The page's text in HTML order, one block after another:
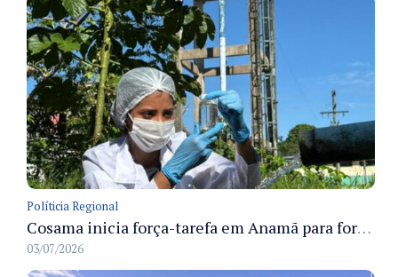
Políticia Regional
Cosama inicia força-tarefa em Anamã para fortalecer abastecimento de água e segurança hídrica da população
03/07/2026